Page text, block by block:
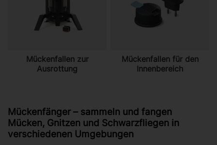
Mückenfallen zur
Ausrottung
Mückenfallen für den
Innenbereich
Mückenfänger – sammeln und fangen
Mücken, Gnitzen und Schwarzfliegen in
verschiedenen Umgebungen